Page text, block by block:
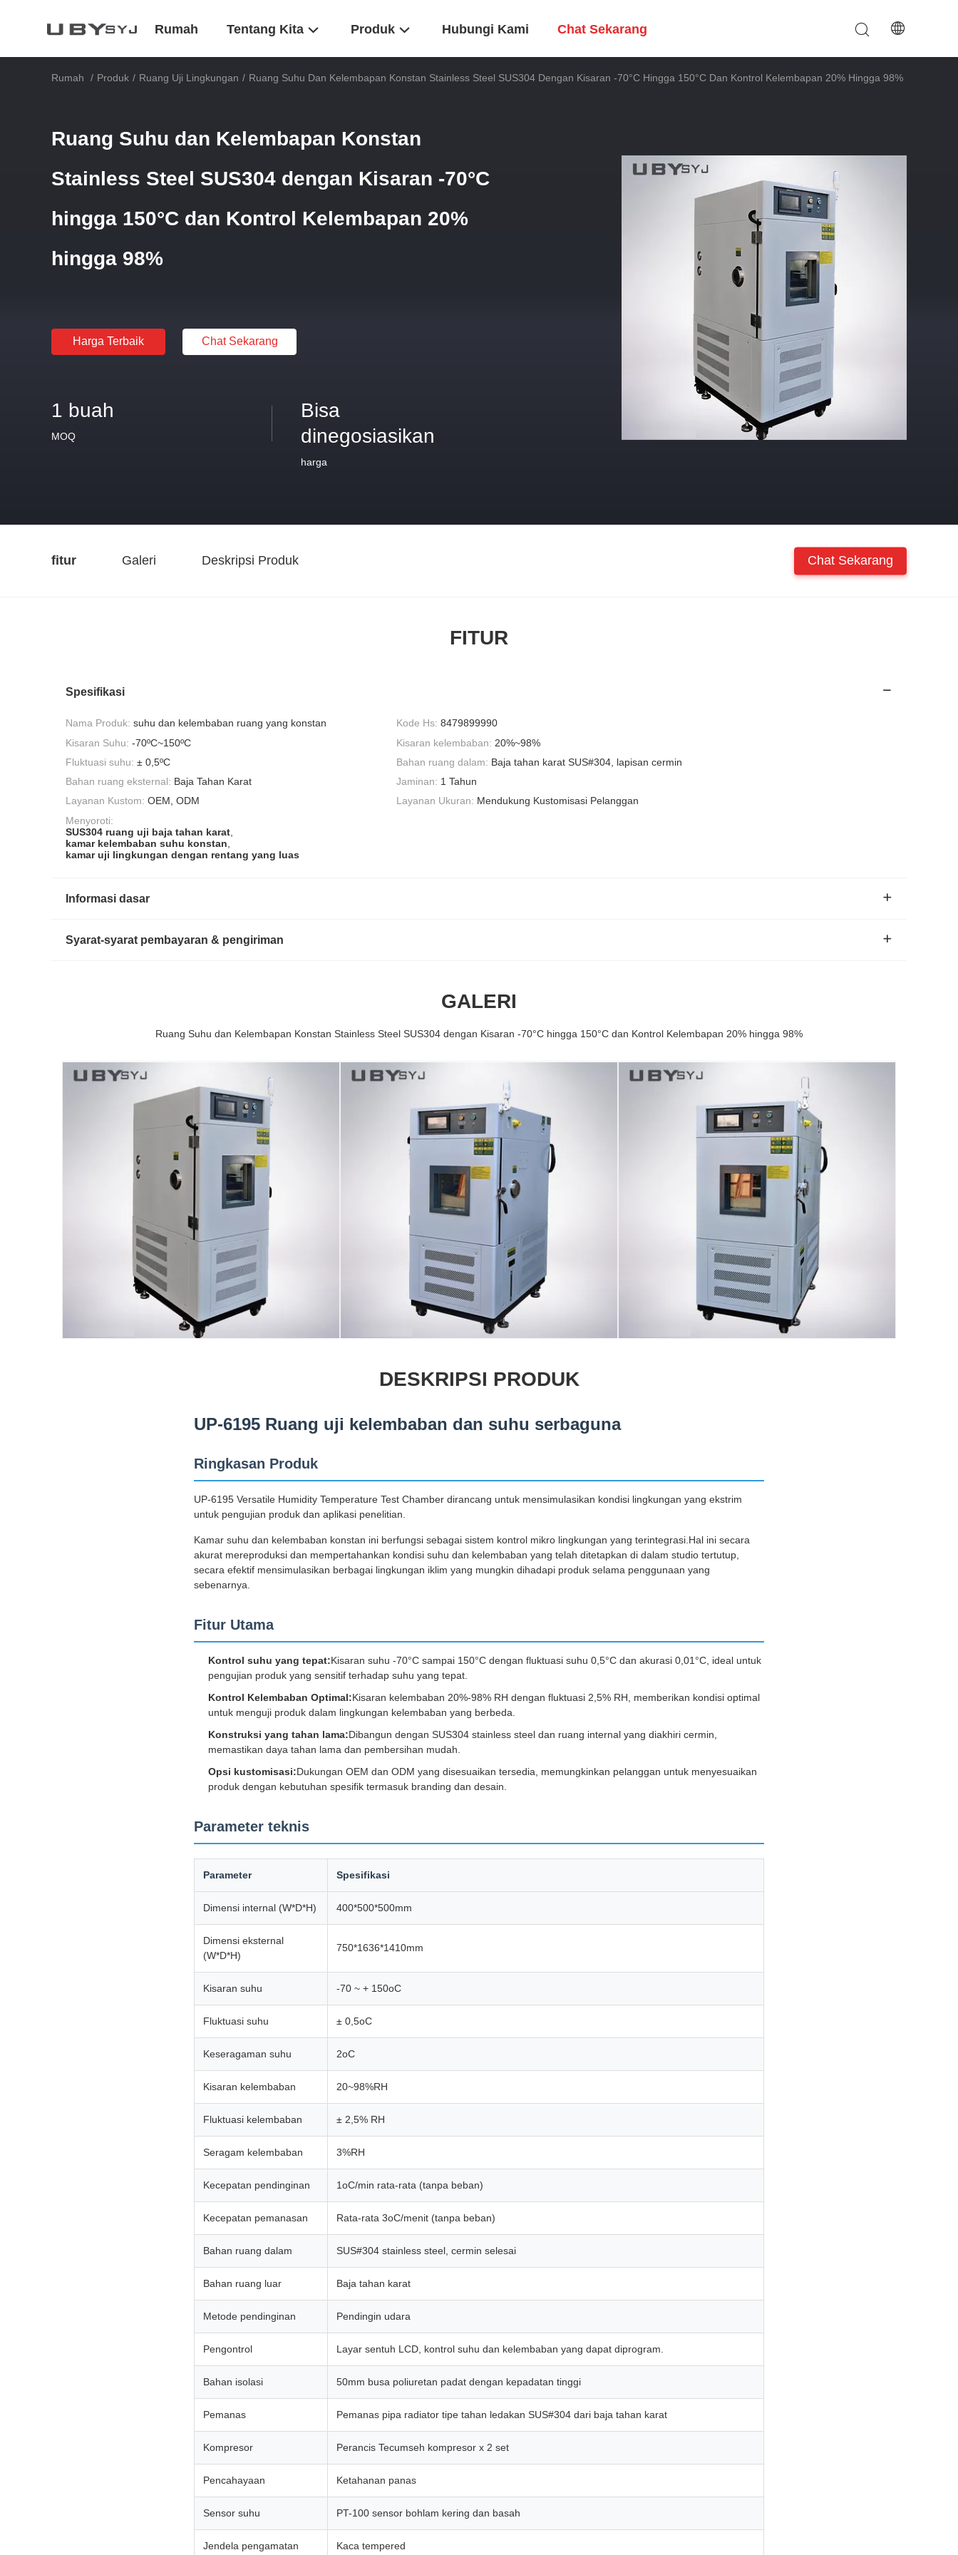
Rumah Tentang Kita Produk Hubungi Kami Chat Sekarang
Rumah / Produk / Ruang Uji Lingkungan / Ruang Suhu Dan Kelembapan Konstan Stainless Steel SUS304 Dengan Kisaran -70°C Hingga 150°C Dan Kontrol Kelembapan 20% Hingga 98%
Ruang Suhu dan Kelembapan Konstan
Stainless Steel SUS304 dengan Kisaran -70°C
hingga 150°C dan Kontrol Kelembapan 20%
hingga 98%
Harga Terbaik Chat Sekarang
1 buah
MOQ
Bisa
dinegosiasikan
harga
fitur Galeri Deskripsi Produk Chat Sekarang
FITUR
Spesifikasi
Nama Produk: suhu dan kelembaban ruang yang konstan Kode Hs: 8479899990
Kisaran Suhu: -70ºC~150ºC Kisaran kelembaban: 20%~98%
Fluktuasi suhu: ± 0,5ºC Bahan ruang dalam: Baja tahan karat SUS#304, lapisan cermin
Bahan ruang eksternal: Baja Tahan Karat Jaminan: 1 Tahun
Layanan Kustom: OEM, ODM Layanan Ukuran: Mendukung Kustomisasi Pelanggan
Menyoroti:
SUS304 ruang uji baja tahan karat
kamar kelembaban suhu konstan
kamar uji lingkungan dengan rentang yang luas
Informasi dasar
Syarat-syarat pembayaran & pengiriman
GALERI
Ruang Suhu dan Kelembapan Konstan Stainless Steel SUS304 dengan Kisaran -70°C hingga 150°C dan Kontrol Kelembapan 20% hingga 98%
DESKRIPSI PRODUK
UP-6195 Ruang uji kelembaban dan suhu serbaguna
Ringkasan Produk
UP-6195 Versatile Humidity Temperature Test Chamber dirancang untuk mensimulasikan kondisi lingkungan yang ekstrim
untuk pengujian produk dan aplikasi penelitian.
Kamar suhu dan kelembaban konstan ini berfungsi sebagai sistem kontrol mikro lingkungan yang terintegrasi.Hal ini secara
akurat mereproduksi dan mempertahankan kondisi suhu dan kelembaban yang telah ditetapkan di dalam studio tertutup,
secara efektif mensimulasikan berbagai lingkungan iklim yang mungkin dihadapi produk selama penggunaan yang
sebenarnya.
Fitur Utama
Kontrol suhu yang tepat:Kisaran suhu -70°C sampai 150°C dengan fluktuasi suhu 0,5°C dan akurasi 0,01°C, ideal untuk
pengujian produk yang sensitif terhadap suhu yang tepat.
Kontrol Kelembaban Optimal:Kisaran kelembaban 20%-98% RH dengan fluktuasi 2,5% RH, memberikan kondisi optimal
untuk menguji produk dalam lingkungan kelembaban yang berbeda.
Konstruksi yang tahan lama:Dibangun dengan SUS304 stainless steel dan ruang internal yang diakhiri cermin,
memastikan daya tahan lama dan pembersihan mudah.
Opsi kustomisasi:Dukungan OEM dan ODM yang disesuaikan tersedia, memungkinkan pelanggan untuk menyesuaikan
produk dengan kebutuhan spesifik termasuk branding dan desain.
Parameter teknis
Parameter Spesifikasi
Dimensi internal (W*D*H) 400*500*500mm
Dimensi eksternal
(W*D*H)
750*1636*1410mm
Kisaran suhu -70 ~ + 150oC
Fluktuasi suhu ± 0,5oC
Keseragaman suhu 2oC
Kisaran kelembaban 20~98%RH
Fluktuasi kelembaban ± 2,5% RH
Seragam kelembaban 3%RH
Kecepatan pendinginan 1oC/min rata-rata (tanpa beban)
Kecepatan pemanasan Rata-rata 3oC/menit (tanpa beban)
Bahan ruang dalam SUS#304 stainless steel, cermin selesai
Bahan ruang luar Baja tahan karat
Metode pendinginan Pendingin udara
Pengontrol Layar sentuh LCD, kontrol suhu dan kelembaban yang dapat diprogram.
Bahan isolasi 50mm busa poliuretan padat dengan kepadatan tinggi
Pemanas Pemanas pipa radiator tipe tahan ledakan SUS#304 dari baja tahan karat
Kompresor Perancis Tecumseh kompresor x 2 set
Pencahayaan Ketahanan panas
Sensor suhu PT-100 sensor bohlam kering dan basah
Jendela pengamatan Kaca tempered